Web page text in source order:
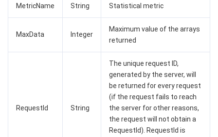
智能预问诊
智能顾问
云资源自动化 for Terraform
云原生构建
腾讯云代码分析
云开发 CloudBase
监控与运维
应用性能监控
云迁移
软件产品公告专区
MetricName String Statistical metric
MaxData Integer
Maximum value of the arrays
returned
RequestId String
The unique request ID,
generated by the server, will
be returned for every request
(if the request fails to reach
the server for other reasons,
the request will not obtain a
RequestId). RequestId is